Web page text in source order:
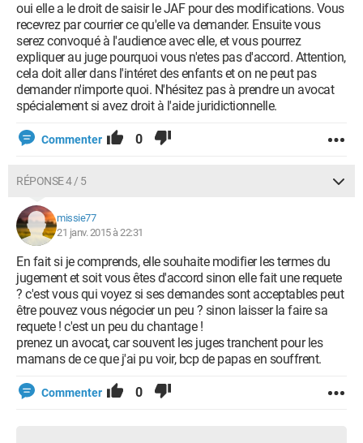
oui elle a le droit de saisir le JAF pour des modifications. Vous
recevrez par courrier ce qu'elle va demander. Ensuite vous
serez convoqué à l'audience avec elle, et vous pourrez
expliquer au juge pourquoi vous n'etes pas d'accord. Attention,
cela doit aller dans l'intéret des enfants et on ne peut pas
demander n'importe quoi. N'hésitez pas à prendre un avocat
spécialement si avez droit à l'aide juridictionnelle.
Commenter 0
RÉPONSE 4 / 5
missie77
21 janv. 2015 à 22:31
En fait si je comprends, elle souhaite modifier les termes du
jugement et soit vous êtes d'accord sinon elle fait une requete
? c'est vous qui voyez si ses demandes sont acceptables peut
être pouvez vous négocier un peu ? sinon laisser la faire sa
requete ! c'est un peu du chantage !
prenez un avocat, car souvent les juges tranchent pour les
mamans de ce que j'ai pu voir, bcp de papas en souffrent.
Commenter 0